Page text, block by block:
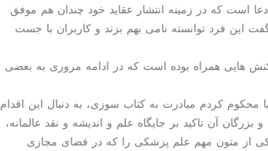
است كه در زمینه انتشار عقاید خود چندان هم موفق
این فرد توانسته نامی بهم بزند و كاربران با جست
هایی همراه بوده است كه در ادامه مروری به بعضی
محكوم كردم مبادرت به كتاب سوزی، به دنبال این اقدام
آن تاكید بر جایگاه علم و اندیشه و نقد عالمانه،
از متون مهم علم پزشكی را كه در فضای مجازی